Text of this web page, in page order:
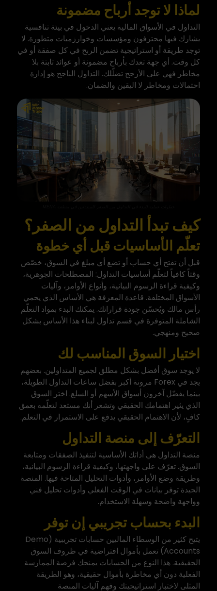
لماذا لا توجد أرباح مضمونة
التداول في الأسواق المالية يعني الدخول في بيئة تنافسية
يشارك فيها محترفون ومؤسسات وخوارزميات متطورة. لا
توجد طريقة أو استراتيجية تضمن الربح في كل صفقة أو في
كل وقت. أي جهة تعدك بأرباح مضمونة أو عوائد ثابتة بلا
مخاطر فهي على الأرجح تضلّلك. التداول الناجح هو إدارة
احتمالات ومخاطر لا اليقين والضمان.
كيف تبدأ التداول من الصفر؟
تعلّم الأساسيات قبل أي خطوة
قبل أن تفتح أي حساب أو تضع أي مبلغ في السوق، خصّص
وقتاً كافياً لتعلّم أساسيات التداول: المصطلحات الجوهرية،
وكيفية قراءة الرسوم البيانية، وأنواع الأوامر، وآليات
الأسواق المختلفة. قاعدة المعرفة هي الأساس الذي يحمي
رأس مالك ويُحسّن جودة قراراتك. يمكنك البدء بمواد التعلّم
الشاملة المتوفرة في قسم تداول لبناء هذا الأساس بشكل
صحيح ومنهجي.
اختيار السوق المناسب لك
لا يوجد سوق أفضل بشكل مطلق لجميع المتداولين. بعضهم
يجد في Forex مرونة أكبر بفضل ساعات التداول الطويلة،
بينما يفضّل آخرون أسواق الأسهم أو السلع. اختر السوق
الذي يثير اهتمامك الحقيقي وتشعر أنك مستعد لتعلّمه بعمق
كافٍ، لأن الاهتمام الحقيقي يدفع على الاستمرار في التعلم.
التعرّف إلى منصة التداول
منصة التداول هي أداتك الأساسية لتنفيذ الصفقات ومتابعة
السوق. تعرّف على واجهتها، وكيفية قراءة الرسوم البيانية،
وطريقة وضع الأوامر، وأدوات التحليل المتاحة فيها. المنصة
الجيدة توفر بيانات في الوقت الفعلي وأدوات تحليل فني
وواجهة واضحة وسهلة الاستخدام.
البدء بحساب تجريبي إن توفر
يتيح كثير من الوسطاء الماليين حسابات تجريبية (Demo
Accounts) تعمل بأموال افتراضية في ظروف السوق
الحقيقية. هذا النوع من الحسابات يمنحك فرصة الممارسة
الفعلية دون أي مخاطرة بأموال حقيقية، وهو الطريقة
المثلى لاختبار استراتيجيتك وفهم آليات المنصة